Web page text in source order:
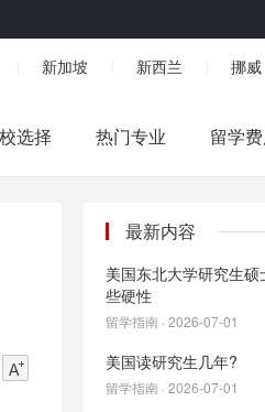
新加坡 新西兰 挪威
选择 热门专业 留学
最新内容
美国东北大学研究生
些硬性
留学指南 · 2026-07-01
美国读研究生几年?
留学指南 · 2026-07-01